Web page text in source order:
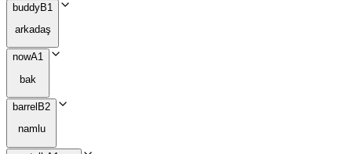
buddyB1
arkadaş
nowA1
bak
barrel B2
namlu